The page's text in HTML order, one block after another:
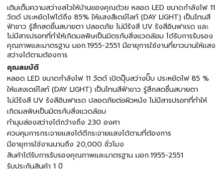
เติมเต็มความสว่างสไวให้บ้านของคุณด้วย หลอด LED ขนาดกำลังไฟ 11
วัตต์ ประหยัดไฟได้ถึง 85% ให้แสงสีเดย์ไลท์ (DAY LIGHT) เป็นโทนสี
ฟ้าขาว รู้สึกสดชื่นสบายตา ปลอดภัย ไม่มีรังสี UV รังสีอินฟาเรด และ
ไม่มีสารปรอทที่ทำให้เกิดมลพิษเป็นมิตรกับสิ่งแวดล้อม ได้รับการรับรอง
คุณภาพและมาตรฐาน มอก.1955-2551 มีอายุการใช้งานที่ยาวนานให้แสง
สว่างได้ตามต้องการ
คุณสมบัติ
หลอด LED ขนาดกำลังไฟ 11 วัตต์ เปิดปุ๊บสว่างปั๊บ ประหยัดไฟ 85 %
ให้แสงเดย์ไลท์ (DAY LIGHT) เป็นโทนสีฟ้าขาว รู้สึกสดชื่นสบายตา
ไม่มีรังสี UV รังสีอินฟาเรด ปลอดภัยต่อผิวหนัง ไม่มีสารปรอทที่ทำให้
เกิดมลพิษเป็นมิตรกับสิ่งแวดล้อม
ทำมุมส่องสว่างได้กว้างถึง 230 องศา
ควบคุมการกระจายแสงได้ดีกระจายแสงได้ตามที่ต้องการ
มีอายุการใช้งานนานถึง 20,000 ชั่วโมง
สินค้าได้รับการรับรองคุณภาพและมาตรฐาน มอก.1955-2551
รับประกันสินค้า 1 ปี